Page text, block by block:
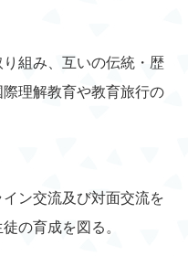
組み、互いの伝統・歴
理解教育や教育旅行の
ン交流及び対面交流を
の育成を図る。